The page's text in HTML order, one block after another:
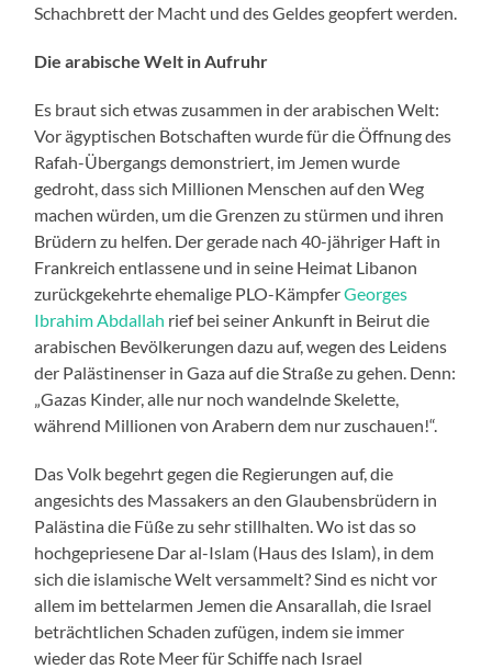
Schachbrett der Macht und des Geldes geopfert werden.
Die arabische Welt in Aufruhr
Es braut sich etwas zusammen in der arabischen Welt:
Vor ägyptischen Botschaften wurde für die Öffnung des
Rafah-Übergangs demonstriert, im Jemen wurde
gedroht, dass sich Millionen Menschen auf den Weg
machen würden, um die Grenzen zu stürmen und ihren
Brüdern zu helfen. Der gerade nach 40-jähriger Haft in
Frankreich entlassene und in seine Heimat Libanon
zurückgekehrte ehemalige PLO-KämpferGeorges
Ibrahim Abdallah rief bei seiner Ankunft in Beirut die
arabischen Bevölkerungen dazu auf, wegen des Leidens
der Palästinenser in Gaza auf die Straße zu gehen. Denn:
„Gazas Kinder, alle nur noch wandelnde Skelette,
während Millionen von Arabern dem nur zuschauen!“.
Das Volk begehrt gegen die Regierungen auf, die
angesichts des Massakers an den Glaubensbrüdern in
Palästina die Füße zu sehr stillhalten. Wo ist das so
hochgepriesene Dar al-Islam (Haus des Islam), in dem
sich die islamische Welt versammelt? Sind es nicht vor
allem im bettelarmen Jemen die Ansarallah, die Israel
beträchtlichen Schaden zufügen, indem sie immer
wieder das Rote Meer für Schiffe nach Israel